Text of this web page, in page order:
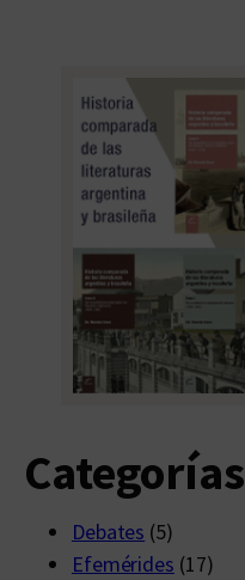
Categorías
Debates (5)
Efemérides (17)